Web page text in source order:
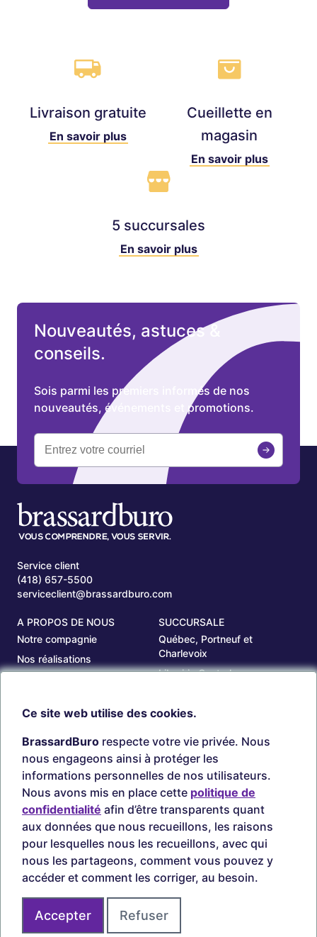
Livraison gratuite
En savoir plus
Cueillette en
magasin
En savoir plus
5 succursales
En savoir plus
Nouveautés, astuces &
conseils.
Sois parmi les premiers informés de nos
nouveautés, événements et promotions.
Service client
(418) 657-5500
serviceclient@brassardburo.com
A PROPOS DE NOUS
Notre compagnie
Nos réalisations
SUCCURSALE
Québec, Portneuf et
Charlevoix
Librairie Centrale
Sept-Îles
OUTILS
Chercher une cartouche
Timbres personnalisés
Circulaires
COMPTE
Connexion
Créer Compte
Paiements sécurisés
Joignez-vous à nous sur
Ce site web utilise des cookies.
BrassardBuro respecte votre vie privée. Nous
nous engageons ainsi à protéger les
informations personnelles de nos utilisateurs.
Nous avons mis en place cette politique de
confidentialité afin d’être transparents quant
aux données que nous recueillons, les raisons
pour lesquelles nous les recueillons, avec qui
nous les partageons, comment vous pouvez y
accéder et comment les corriger, au besoin.
Accepter Refuser